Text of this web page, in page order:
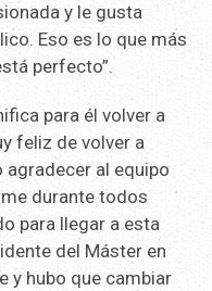
y le gusta
Eso es lo que más
perfecto”.
para él volver a
feliz de volver a
agradecer al equipo
durante todos
para llegar a esta
del Máster en
y hubo que cambiar